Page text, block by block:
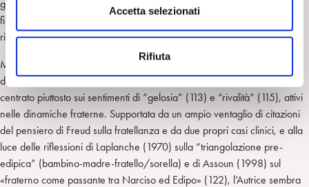
s
n
o
Accetta selezionati
Rifiuta
generare» (104). Il lavoro si conclude con un richiamo allo schema
filogenetico freudiano, che mi sembra significativo della possibilità di
riferire il genealogico a un livello pre-soggettivo.
Meno indulgente rispetto all’interrogativo genealogico appare il lavoro
di Maria Luisa Algini, “Snodi e funzioni nelle relazioni fraterne”,
centrato piuttosto sui sentimenti di “gelosia” (113) e “rivalità” (115), attivi
nelle dinamiche fraterne. Supportata da un ampio ventaglio di citazioni
del pensiero di Freud sulla fratellanza e da due propri casi clinici, e alla
luce delle riflessioni di Laplanche (1970) sulla “triangolazione pre-
edipica” (bambino-madre-fratello/sorella) e di Assoun (1998) sul
«fraterno come passante tra Narciso ed Edipo» (122), l’Autrice sembra